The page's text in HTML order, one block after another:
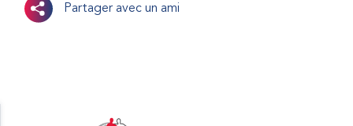
Partager avec un ami